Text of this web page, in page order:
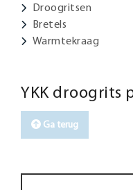
Droogritsen
Bretels
Warmtekraag
YKK droogrits
Ga terug